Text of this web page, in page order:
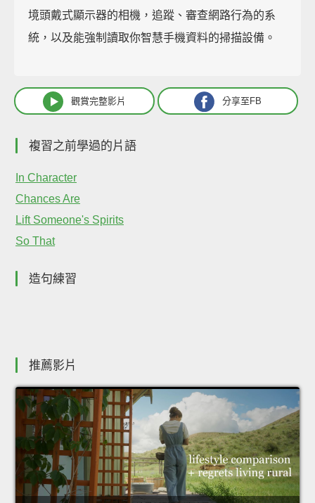
境頭戴式顯示器的相機，追蹤、審查網路行為的系
統，以及能強制讀取你智慧手機資料的掃描設備。
觀賞完整影片 分享至FB
複習之前學過的片語
In Character
Chances Are
Lift Someone's Spirits
So That
造句練習
推薦影片